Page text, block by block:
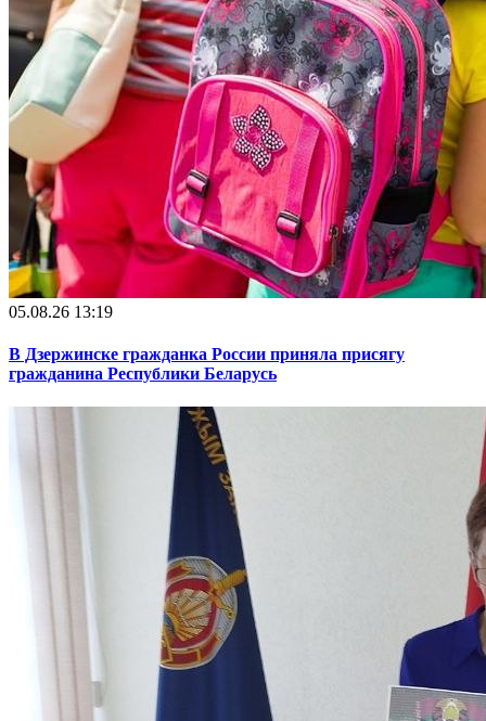
05.08.26 13:19
В Дзержинске гражданка России приняла присягу
гражданина Республики Беларусь